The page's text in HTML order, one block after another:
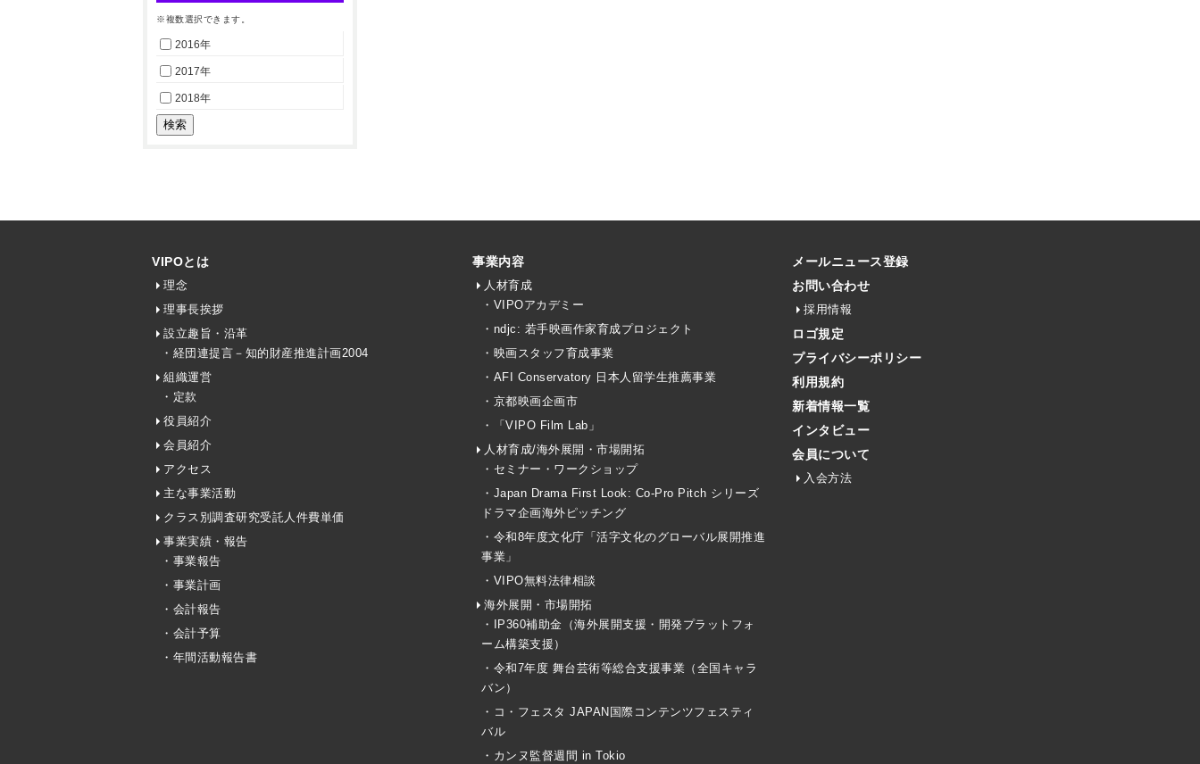
※複数選択できます。
2016年
2017年
2018年
VIPOとは
理念
理事長挨拶
設立趣旨・沿革
・経団連提言－知的財産推進計画2004
組織運営
・定款
役員紹介
会員紹介
アクセス
主な事業活動
クラス別調査研究受託人件費単価
事業実績・報告
・事業報告
・事業計画
・会計報告
・会計予算
・年間活動報告書
事業内容
人材育成
・VIPOアカデミー
・ndjc: 若手映画作家育成プロジェクト
・映画スタッフ育成事業
・AFI Conservatory 日本人留学生推薦事業
・京都映画企画市
・「VIPO Film Lab」
人材育成/海外展開・市場開拓
・セミナー・ワークショップ
・Japan Drama First Look: Co-Pro Pitch シリーズ
ドラマ企画海外ピッチング
・令和8年度文化庁「活字文化のグローバル展開推進
事業」
・VIPO無料法律相談
海外展開・市場開拓
・IP360補助金（海外展開支援・開発プラットフォ
ーム構築支援）
・令和7年度 舞台芸術等総合支援事業（全国キャラ
バン）
・コ・フェスタ JAPAN国際コンテンツフェスティ
バル
・カンヌ監督週間 in Tokio
メールニュース登録
お問い合わせ
採用情報
ロゴ規定
プライバシーポリシー
利用規約
新着情報一覧
インタビュー
会員について
入会方法